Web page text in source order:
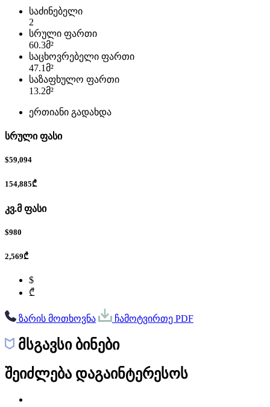
საძინებელი
2
სრული ფართი
60.3მ²
საცხოვრებელი ფართი
47.1მ²
საზაფხულო ფართი
13.2მ²
ერთიანი გადახდა
სრული ფასი
$59,094
154,885₾
კვ.მ ფასი
$980
2,569₾
$
₾
ზარის მოთხოვნა ჩამოტვირთე PDF
მსგავსი ბინები
შეიძლება დაგაინტერესოს